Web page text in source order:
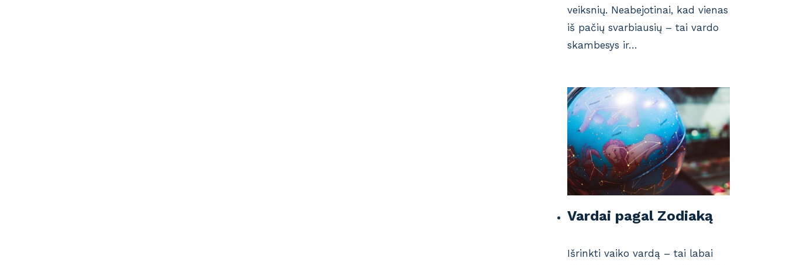
veiksnių. Neabejotinai, kad vienas
iš pačių svarbiausių – tai vardo
skambesys ir…
Vardai pagal Zodiaką
Išrinkti vaiko vardą – tai labai